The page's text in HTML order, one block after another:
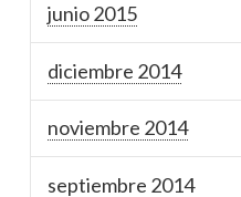
junio 2015
diciembre 2014
noviembre 2014
septiembre 2014